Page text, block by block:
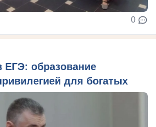
0
образование
для богатых